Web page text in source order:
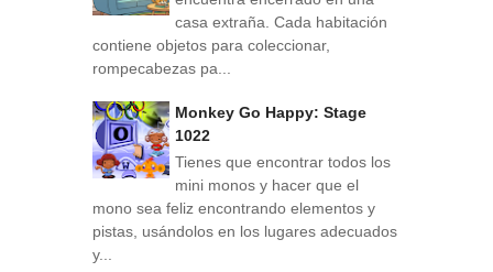
casa extraña. Cada habitación
contiene objetos para coleccionar,
rompecabezas pa...
Monkey Go Happy: Stage
1022
Tienes que encontrar todos los
mini monos y hacer que el
mono sea feliz encontrando elementos y
pistas, usándolos en los lugares adecuados
y...